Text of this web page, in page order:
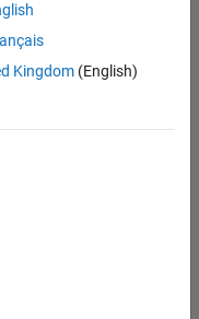
und
Kingdom(English)